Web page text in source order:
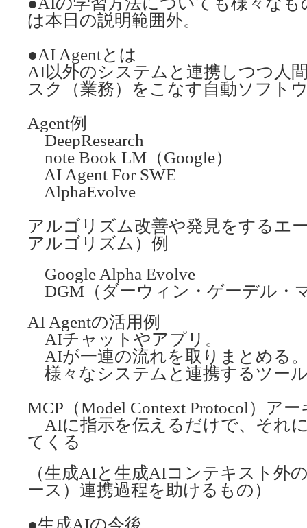
は本日の説明範囲外。
●AI Agentとは
AI以外のシステムと連携しつつ人
スク（業務）をこなす自動ソフト
Agent例
DeepResearch
note Book LM（Google）
AI Agent For SWE
AlphaEvolve
アルゴリズム改善や発見をするエ
アルゴリズム）例
Google Alpha Evolve
DGM（ダーウィン・ゲーデル・
AI Agentの活用例
AIチャットやアプリ。
AIが一連の流れを取りまとめる
様々なシステムと連携するツー
MCP（Model Context Protocol）ア
AIに指示を伝えるだけで、それ
てくる
（生成AIと生成AIコンテキスト外
ース）連携過程を助けるもの）